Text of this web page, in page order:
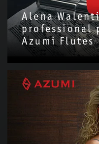
Alena
professional
Azumi Flutes
We are delighted to have
the Azumi Flute with
more about the story and…